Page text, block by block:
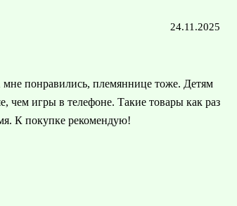
24.11.2025
понравились, племяннице тоже. Детям
чем игры в телефоне. Такие товары как раз
К покупке рекомендую!